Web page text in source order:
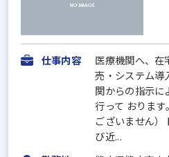
仕事内容
医療機関へ、在
売・システム導
関からの指示に
行って おりま
ございません
び近...